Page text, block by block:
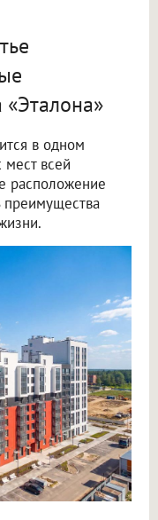
в одном
всей
расположение
преимущества